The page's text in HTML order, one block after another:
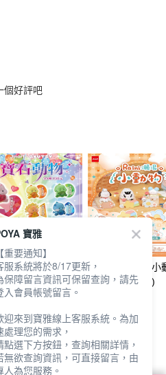
個好評吧
公仔-寶石動物(款
機出貨)
盒玩公仔-瀨泥小
(款式隨機出貨)
排行
寶雅
【重要通知】
服系統將於8/17更新，
保障留言資訊可保留查詢，請先
入會員帳號留言。
迎來到寶雅線上客服系統。為加
處理您的需求，
點選下方按鈕，查詢相關詳情，
無欲查詢資訊，可直接留言，由
人為您服務。